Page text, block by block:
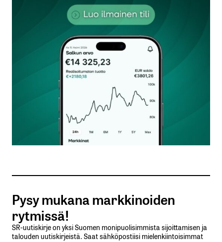
Sähköpostiosoitettasi ei julkaista.Pakolliset
kentät on merkitty*
Kommentti*
Nimesi tai nimimerkkisi
Sähköpostiosoitteesi
Tilaa SalkunRakentajan uutiskirje
Lähetä kommentti
Pysy mukana markkinoiden
rytmissä!
SR-uutiskirje on yksi Suomen monipuolisimmista sijoittamisen ja
talouden uutiskirjeistä. Saat sähköpostiisi mielenkiintoisimmat